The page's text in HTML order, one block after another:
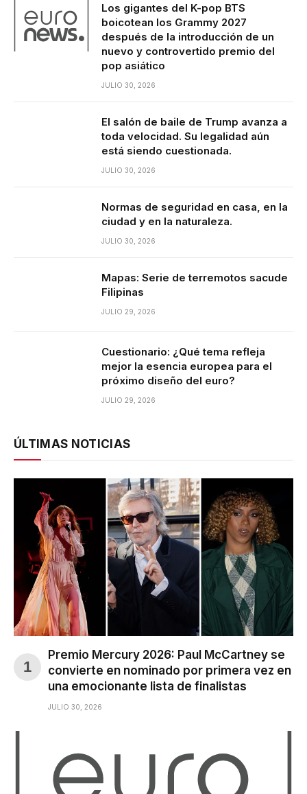
Los gigantes del K-pop BTS
boicotean los Grammy 2027
después de la introducción de un
nuevo y controvertido premio del
pop asiático
JULIO 30, 2026
El salón de baile de Trump avanza a
toda velocidad. Su legalidad aún
está siendo cuestionada.
JULIO 30, 2026
Normas de seguridad en casa, en la
ciudad y en la naturaleza.
JULIO 30, 2026
Mapas: Serie de terremotos sacude
Filipinas
JULIO 29, 2026
Cuestionario: ¿Qué tema refleja
mejor la esencia europea para el
próximo diseño del euro?
JULIO 29, 2026
ÚLTIMAS NOTICIAS
Premio Mercury 2026: Paul McCartney se
convierte en nominado por primera vez en
una emocionante lista de finalistas
JULIO 30, 2026